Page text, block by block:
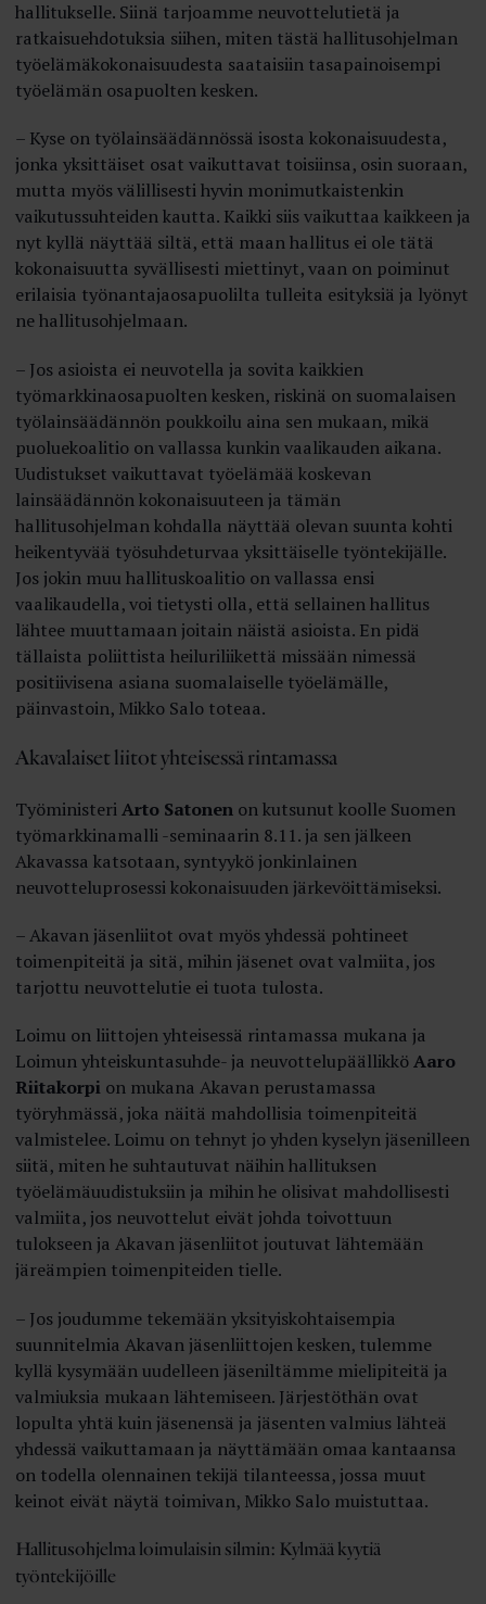
hallitukselle. Siinä tarjoamme neuvottelutietä ja
ratkaisuehdotuksia siihen, miten tästä hallitusohjelman
työelämäkokonaisuudesta saataisiin tasapainoisempi
työelämän osapuolten kesken.
– Kyse on työlainsäädännössä isosta kokonaisuudesta,
jonka yksittäiset osat vaikuttavat toisiinsa, osin suoraan,
mutta myös välillisesti hyvin monimutkaistenkin
vaikutussuhteiden kautta. Kaikki siis vaikuttaa kaikkeen ja
nyt kyllä näyttää siltä, että maan hallitus ei ole tätä
kokonaisuutta syvällisesti miettinyt, vaan on poiminut
erilaisia työnantajaosapuolilta tulleita esityksiä ja lyönyt
ne hallitusohjelmaan.
– Jos asioista ei neuvotella ja sovita kaikkien
työmarkkinaosapuolten kesken, riskinä on suomalaisen
työlainsäädännön poukkoilu aina sen mukaan, mikä
puoluekoalitio on vallassa kunkin vaalikauden aikana.
Uudistukset vaikuttavat työelämää koskevan
lainsäädännön kokonaisuuteen ja tämän
hallitusohjelman kohdalla näyttää olevan suunta kohti
heikentyvää työsuhdeturvaa yksittäiselle työntekijälle.
Jos jokin muu hallituskoalitio on vallassa ensi
vaalikaudella, voi tietysti olla, että sellainen hallitus
lähtee muuttamaan joitain näistä asioista. En pidä
tällaista poliittista heiluriliikettä missään nimessä
positiivisena asiana suomalaiselle työelämälle,
päinvastoin, Mikko Salo toteaa.
Akavalaiset liitot yhteisessä rintamassa
TyöministeriArto Satonen on kutsunut koolle Suomen
työmarkkinamalli -seminaarin 8.11. ja sen jälkeen
Akavassa katsotaan, syntyykö jonkinlainen
neuvotteluprosessi kokonaisuuden järkevöittämiseksi.
– Akavan jäsenliitot ovat myös yhdessä pohtineet
toimenpiteitä ja sitä, mihin jäsenet ovat valmiita, jos
tarjottu neuvottelutie ei tuota tulosta.
Loimu on liittojen yhteisessä rintamassa mukana ja
Loimun yhteiskuntasuhde- ja neuvottelupäällikköAaro
Riitakorpi on mukana Akavan perustamassa
työryhmässä, joka näitä mahdollisia toimenpiteitä
valmistelee. Loimu on tehnyt jo yhden kyselyn jäsenilleen
siitä, miten he suhtautuvat näihin hallituksen
työelämäuudistuksiin ja mihin he olisivat mahdollisesti
valmiita, jos neuvottelut eivät johda toivottuun
tulokseen ja Akavan jäsenliitot joutuvat lähtemään
järeämpien toimenpiteiden tielle.
– Jos joudumme tekemään yksityiskohtaisempia
suunnitelmia Akavan jäsenliittojen kesken, tulemme
kyllä kysymään uudelleen jäseniltämme mielipiteitä ja
valmiuksia mukaan lähtemiseen. Järjestöthän ovat
lopulta yhtä kuin jäsenensä ja jäsenten valmius lähteä
yhdessä vaikuttamaan ja näyttämään omaa kantaansa
on todella olennainen tekijä tilanteessa, jossa muut
keinot eivät näytä toimivan, Mikko Salo muistuttaa.
Hallitusohjelma loimulaisin silmin: Kylmää kyytiä
työntekijöille